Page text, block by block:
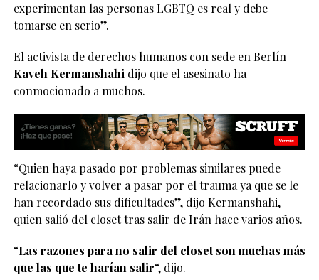
experimentan las personas LGBTQ es real y debe
tomarse en serio”.
El activista de derechos humanos con sede en Berlín
Kaveh Kermanshahidijo que el asesinato ha
conmocionado a muchos.
“Quien haya pasado por problemas similares puede
relacionarlo y volver a pasar por el trauma ya que se le
han recordado sus dificultades”, dijo Kermanshahi,
quien salió del closet tras salir de Irán hace varios años.
“Las razones para no salir del closet son muchas más
que las que te harían salir“, dijo.